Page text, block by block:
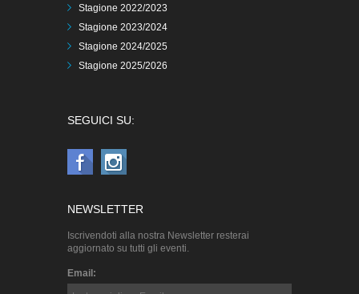
Stagione 2022/2023
Stagione 2023/2024
Stagione 2024/2025
Stagione 2025/2026
SEGUICI SU:
NEWSLETTER
Iscrivendoti alla nostra Newsletter resterai
aggiornato su tutti gli eventi.
Email: